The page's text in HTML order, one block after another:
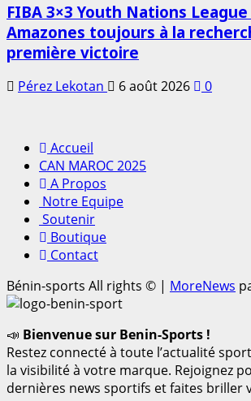
FIBA 3×3 Youth Nations League
Amazones toujours à la
première victoire
Pérez Lekotan 6 août 2026 0
Accueil
CAN MAROC 2025
A Propos
Notre Equipe
Soutenir
Boutique
Contact
Bénin-sports All rights © | MoreNews
📣 Bienvenue sur Benin-Sports !
Restez connecté à toute l’actualité
la visibilité à votre marque. Rejoignez
dernières news sportifs et faites briller